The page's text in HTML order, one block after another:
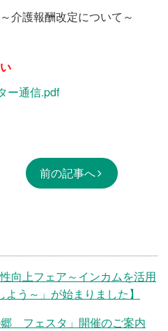
護報酬改定について～
ー通信.pdf
前の記事へ
向上フェア～インカムを活用
う～」が始まりました】
フェスタ」開催のご案内